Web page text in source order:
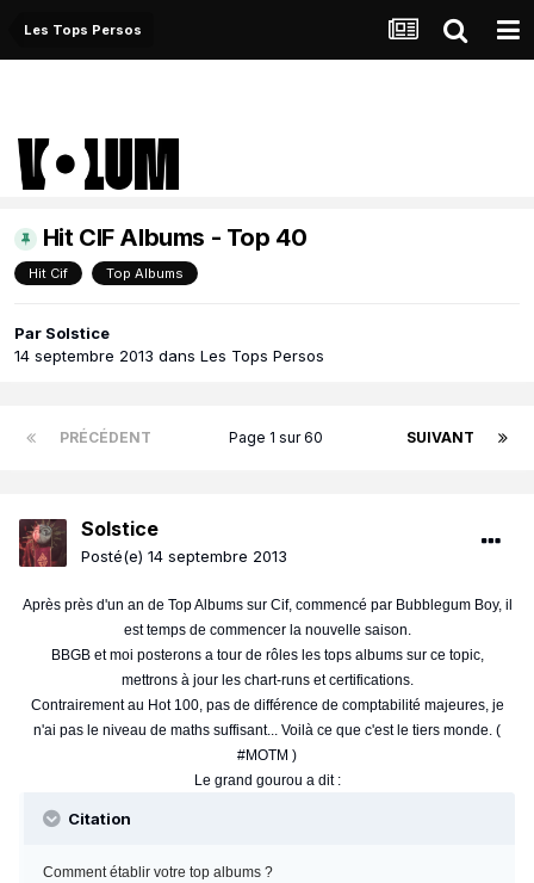
Les Tops Persos
Hit CIF Albums - Top 40
Hit Cif Top Albums
Par Solstice
14 septembre 2013 dans Les Tops Persos
PRÉCÉDENT SUIVANT
Page 1 sur 60
Solstice
Posté(e) 14 septembre 2013
Après près d'un an de Top Albums sur Cif, commencé par Bubblegum Boy, il
est temps de commencer la nouvelle saison.
BBGB et moi posterons a tour de rôles les tops albums sur ce topic,
mettrons à jour les chart-runs et certifications.
Contrairement au Hot 100, pas de différence de comptabilité majeures, je
n'ai pas le niveau de maths suffisant... Voilà ce que c'est le tiers monde. (
#MOTM )
Le grand gourou a dit :
Citation
Comment établir votre top albums ?